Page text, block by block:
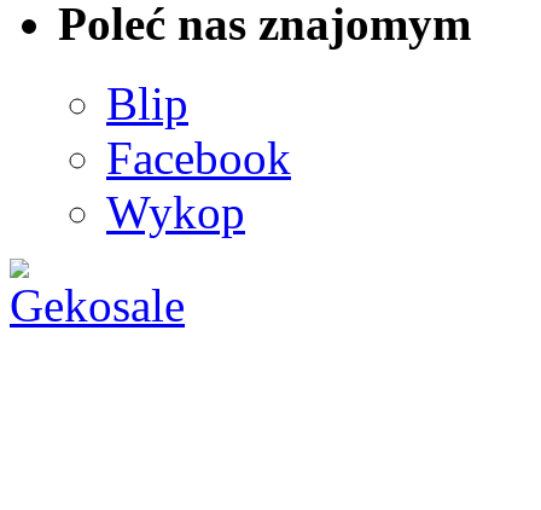
Poleć nas znajomym
Blip
Facebook
Wykop